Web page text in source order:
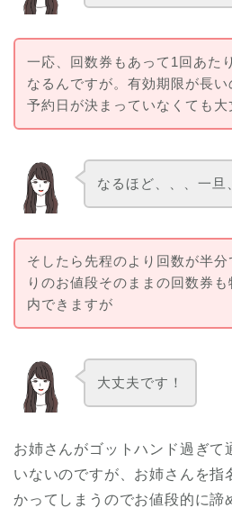
一応、回数券もあって1回あた
なるんですが。有効期限が長い
予約日が決まっていなくても大
なるほど、、、一旦
そしたら先程のより回数が半分
りのお値段そのままの回数券も
内できますが
大丈夫です！
お姉さんがゴットハンド過ぎて
いないのですが、お姉さんを指
かってしまうのでお値段的に諦